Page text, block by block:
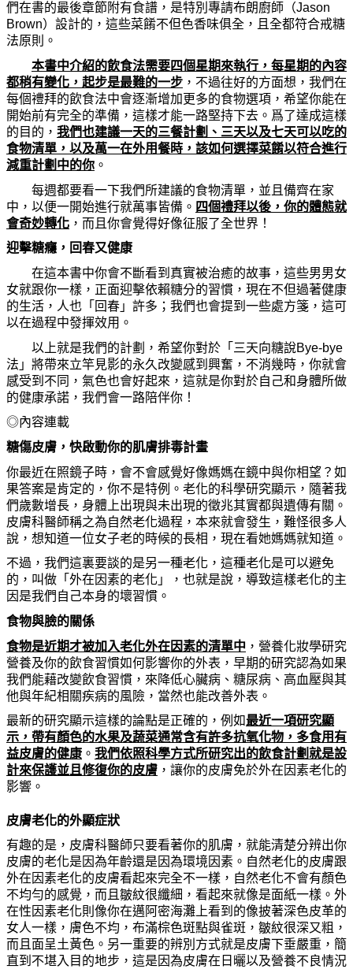
們在書的最後章節附有食譜，是特別專請布朗廚師（Jason
Brown）設計的，這些菜餚不但色香味俱全，且全都符合戒糖
法原則。
本書中介紹的飲食法需要四個星期來執行，每星期的內容
都稍有變化，起步是最難的一步 ，不過往好的方面想，我們在
每個禮拜的飲食法中會逐漸增加更多的食物選項，希望你能在
開始前有完全的準備，這樣才能一路堅持下去。爲了達成這樣
的目的， 我們也建議一天的三餐計劃、三天以及七天可以吃的
食物清單，以及萬一在外用餐時，該如何選擇菜餚以符合進行
減重計劃中的你 。
每週都要看一下我們所建議的食物清單，並且備齊在家
中，以便一開始進行就萬事皆備。 四個禮拜以後， 你的體態就
會奇妙轉化 ，而且 你會覺得好像征服了全世界！
迎擊糖癮，回春又健康
在這本書中你會不斷看到 真實被治癒的故事，這些男男女
女就跟你一樣，正面迎擊依賴糖分的習慣，現在不但過著健康
的生活，人也「回春」許多；我們也會提到一些處方箋，這可
以在過程中發揮效用。
以上就是我們的計劃，希望你對於「三天向糖說Bye-bye
法」將帶來立竿見影的永久改變感到興奮，不消幾時， 你就會
感受到不同，氣色也會好起來，這就是你對於自己和身體所做
的健康承諾，我們會一路陪伴你 ！
◎內容連載
糖傷皮膚，快啟動你的肌膚排毒計畫
你最近在照鏡子時，會不會感覺好像媽媽在鏡中與你相望？如
果答案是肯定的， 你不是特例。老化的科學研究顯示，隨著我
們歲數增長，身體上出現與未出現的徵兆其實都與遺傳有關。
皮膚科醫師稱之為自然老化過程，本來就會發生，難怪很多人
說，想知道一位女子老的時候的長相，現在看她媽媽就知道。
不過，我們這裏要談的是另一種老化，這種老化是可以避免
的，叫做「外在因素的老化」，也就是說，導致這樣老化的主
因是我們自己本身的壞習慣。
食物與臉的關係
食物是近期才被加入老化外在因素的清單中 ，營養化妝學研究
營養及你的飲食習慣如何影響你的外表，早期的研究認為如果
我們能藉改變飲食習慣，來降低心臟病、糖尿病、高血壓與其
他與年紀相關疾病的風險，當然也能改善外表。
最新的研究顯示這樣的論點是正確的，例如最近一項研究顯
示，帶有顏色的水果及蔬菜通常含有許多抗氧化物，多食用有
益皮膚的健康 。 我們依照科學方式所研究出的飲食計劃就是設
計來保護並且修復你的皮膚 ，讓你的皮膚免於外在因素老化的
影響。
皮膚老化的外顯症狀
有趣的是，皮膚科醫師只要看著你的肌膚，就能清楚分辨出你
皮膚的老化是因為年齡還是因為環境因素。自然老化的皮膚跟
外在因素老化的皮膚看起來完全不一樣，自然老化不會有顏色
不均勻的感覺，而且皺紋很纖細，看起來就像是面紙一樣。外
在性因素老化則像你在邁阿密海灘上看到的像披著深色皮革的
女人一樣，膚色不均，布滿棕色斑點與雀斑，皺紋很深又粗，
而且面呈土黃色。另一重要的辨別方式就是皮膚下垂嚴重，簡
直到不堪入目的地步，這是因為皮膚在日曬以及營養不良情況